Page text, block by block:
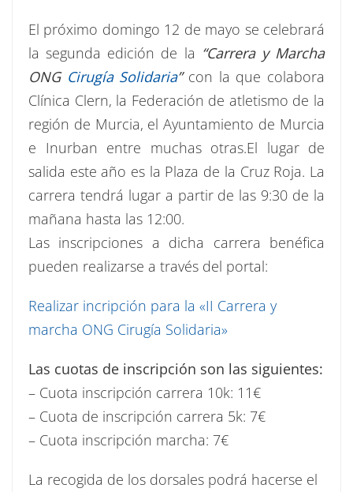
El próximo domingo 12 de mayo se celebrará
la segunda edición de la “Carrera y Marcha
ONG Cirugía Solidaria”con la que colabora
Clínica Clern, la Federación de atletismo de la
región de Murcia, el Ayuntamiento de Murcia
e Inurban entre muchas otras.El lugar de
salida este año es la Plaza de la Cruz Roja. La
carrera tendrá lugar a partir de las 9:30 de la
mañana hasta las 12:00.
Las inscripciones a dicha carrera benéfica
pueden realizarse a través del portal:
Realizar incripción para la «II Carrera y
marcha ONG Cirugía Solidaria»
Las cuotas de inscripción son las siguientes:
– Cuota inscripción carrera 10k: 11€
– Cuota de inscripción carrera 5k: 7€
– Cuota inscripción marcha: 7€
La recogida de los dorsales podrá hacerse el